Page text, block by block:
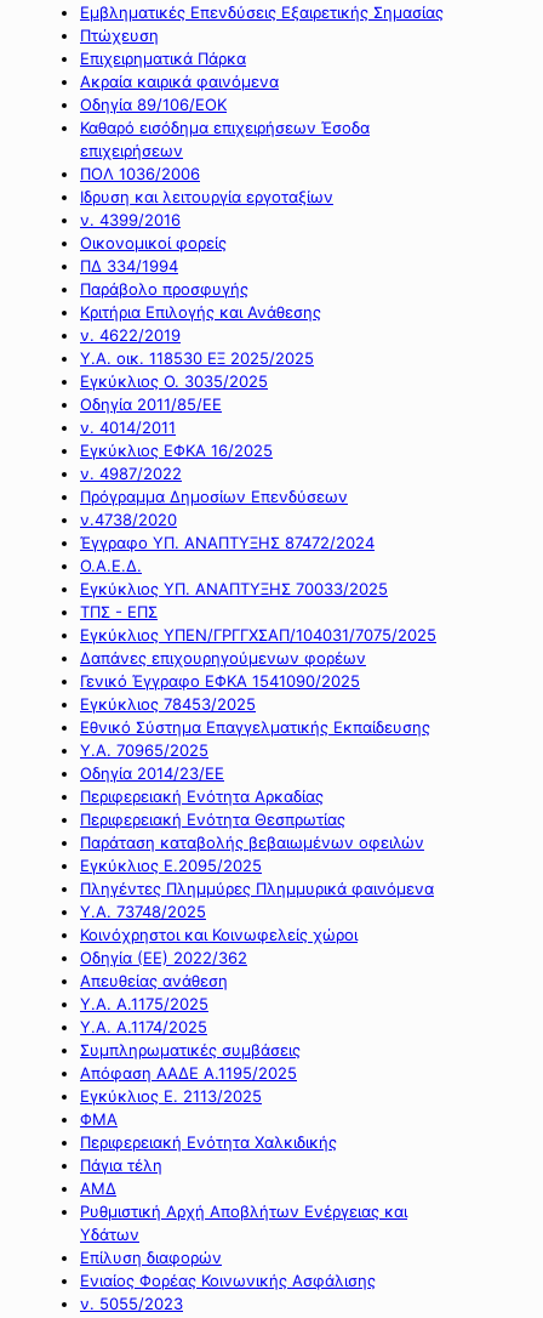
Εμβληματικές Επενδύσεις Εξαιρετικής Σημασίας
Πτώχευση
Επιχειρηματικά Πάρκα
Ακραία καιρικά φαινόμενα
Οδηγία 89/106/ΕΟΚ
Καθαρό εισόδημα επιχειρήσεων Έσοδα
επιχειρήσεων
ΠΟΛ 1036/2006
Ιδρυση και λειτουργία εργοταξίων
ν. 4399/2016
Οικονομικοί φορείς
ΠΔ 334/1994
Παράβολο προσφυγής
Κριτήρια Επιλογής και Ανάθεσης
ν. 4622/2019
Υ.Α. οικ. 118530 ΕΞ 2025/2025
Εγκύκλιος Ο. 3035/2025
Οδηγία 2011/85/ΕΕ
ν. 4014/2011
Εγκύκλιος ΕΦΚΑ 16/2025
ν. 4987/2022
Πρόγραμμα Δημοσίων Επενδύσεων
ν.4738/2020
Έγγραφο ΥΠ. ΑΝΑΠΤΥΞΗΣ 87472/2024
Ο.Α.Ε.Δ.
Εγκύκλιος ΥΠ. ΑΝΑΠΤΥΞΗΣ 70033/2025
ΤΠΣ - ΕΠΣ
Εγκύκλιος ΥΠΕΝ/ΓΡΓΓΧΣΑΠ/104031/7075/2025
Δαπάνες επιχουρηγούμενων φορέων
Γενικό Έγγραφο ΕΦΚΑ 1541090/2025
Εγκύκλιος 78453/2025
Εθνικό Σύστημα Επαγγελματικής Εκπαίδευσης
Υ.Α. 70965/2025
Οδηγία 2014/23/ΕΕ
Περιφερειακή Ενότητα Αρκαδίας
Περιφερειακή Ενότητα Θεσπρωτίας
Παράταση καταβολής βεβαιωμένων οφειλών
Εγκύκλιος Ε.2095/2025
Πληγέντες Πλημμύρες Πλημμυρικά φαινόμενα
Υ.Α. 73748/2025
Κοινόχρηστοι και Κοινωφελείς χώροι
Οδηγία (ΕΕ) 2022/362
Απευθείας ανάθεση
Υ.Α. Α.1175/2025
Υ.Α. Α.1174/2025
Συμπληρωματικές συμβάσεις
Απόφαση ΑΑΔΕ Α.1195/2025
Εγκύκλιος Ε. 2113/2025
ΦΜΑ
Περιφερειακή Ενότητα Χαλκιδικής
Πάγια τέλη
ΑΜΔ
Ρυθμιστική Αρχή Αποβλήτων Ενέργειας και
Υδάτων
Επίλυση διαφορών
Ενιαίος Φορέας Κοινωνικής Ασφάλισης
ν. 5055/2023